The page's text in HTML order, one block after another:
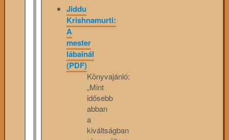
Jiddu
Krishnamurti:
A
mester
lábainál
(PDF)
Könyvajánló:
„Mint
idősebb
abban
a
kiváltságban